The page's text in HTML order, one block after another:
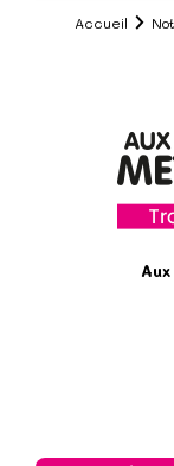
Accueil